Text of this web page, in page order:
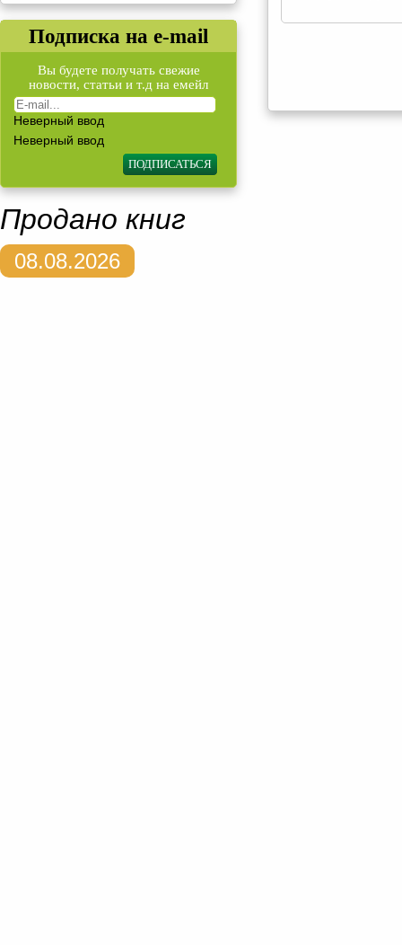
Подписка на e-mail
Вы будете получать свежие
новости, статьи и т.д на емейл
Неверный ввод
Неверный ввод
Продано книг
08.08.2026